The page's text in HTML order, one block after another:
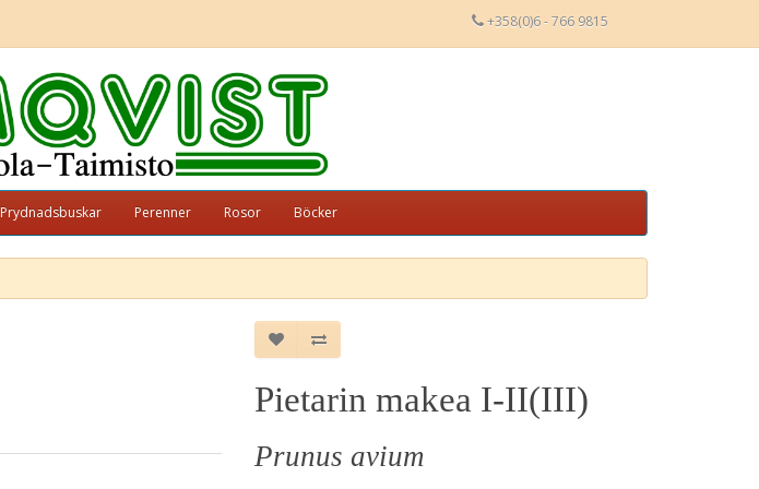
+358(0)6 - 766 9815
Prydnadsbuskar Perenner Rosor Böcker
Pietarin makea I-II(III)
Prunus avium